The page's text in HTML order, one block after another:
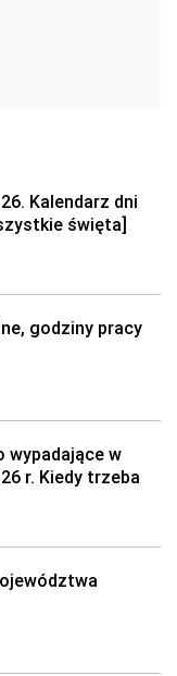
Kalendarz dni
święta]
godziny pracy
wypadające w
r. Kiedy trzeba